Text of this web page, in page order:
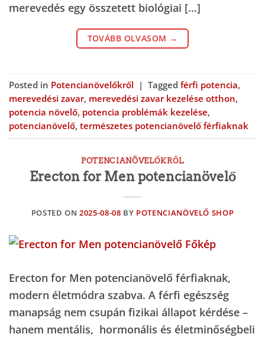
merevedés egy összetett biológiai […]
TOVÁBB OLVASOM →
Posted in Potencianövelőkről | Tagged férfi potencia,
merevedési zavar, merevedési zavar kezelése otthon,
potencia növelő, potencia problémák kezelése,
potencianövelő, természetes potencianövelő férfiaknak
POTENCIANÖVELŐKRŐL
Erecton for Men potencianövelő
POSTED ON2025-08-08 BY POTENCIANÖVELŐ SHOP
Erecton for Men potencianövelő férfiaknak,
modern életmódra szabva. A férfi egészség
manapság nem csupán fizikai állapot kérdése –
hanem mentális, hormonális és életminőségbeli